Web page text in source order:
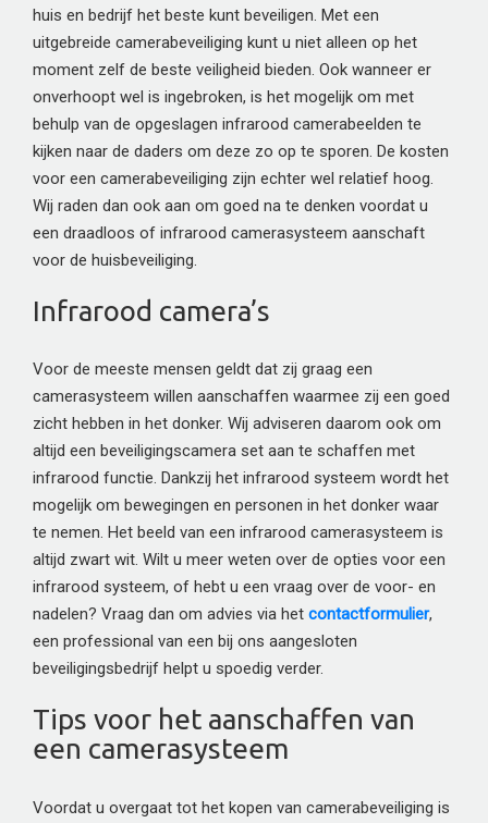
huis en bedrijf het beste kunt beveiligen. Met een
uitgebreide camerabeveiliging kunt u niet alleen op het
moment zelf de beste veiligheid bieden. Ook wanneer er
onverhoopt wel is ingebroken, is het mogelijk om met
behulp van de opgeslagen infrarood camerabeelden te
kijken naar de daders om deze zo op te sporen. De kosten
voor een camerabeveiliging zijn echter wel relatief hoog.
Wij raden dan ook aan om goed na te denken voordat u
een draadloos of infrarood camerasysteem aanschaft
voor de huisbeveiliging.
Infrarood camera’s
Voor de meeste mensen geldt dat zij graag een
camerasysteem willen aanschaffen waarmee zij een goed
zicht hebben in het donker. Wij adviseren daarom ook om
altijd een beveiligingscamera set aan te schaffen met
infrarood functie. Dankzij het infrarood systeem wordt het
mogelijk om bewegingen en personen in het donker waar
te nemen. Het beeld van een infrarood camerasysteem is
altijd zwart wit. Wilt u meer weten over de opties voor een
infrarood systeem, of hebt u een vraag over de voor- en
nadelen? Vraag dan om advies via het contactformulier,
een professional van een bij ons aangesloten
beveiligingsbedrijf helpt u spoedig verder.
Tips voor het aanschaffen van
een camerasysteem
Voordat u overgaat tot het kopen van camerabeveiliging is